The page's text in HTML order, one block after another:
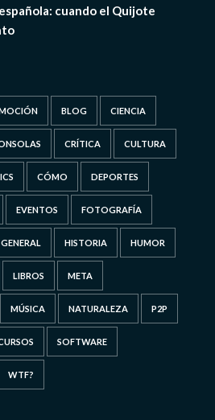
cuando el Quijote
BLOG CIENCIA
CRÍTICA CULTURA
CÓMO DEPORTES
EVENTOS FOTOGRAFÍA
GENERAL HISTORIA HUMOR
LIBROS META
MÚSICA NATURALEZA P2P
SOFTWARE
WTF?